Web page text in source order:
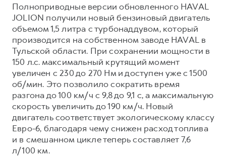
Полноприводные версии обновленного HAVAL
JOLION получили новый бензиновый двигатель
объемом 1,5 литра с турбонаддувом, который
производится на собственном заводе HAVAL в
Тульской области. При сохранении мощности в
150 л.с. максимальный крутящий момент
увеличен с 230 до 270 Нм и доступен уже с 1500
об/мин. Это позволило сократить время
разгона до 100 км/ч с 9,8 до 9,1 с, а максимальную
скорость увеличить до 190 км/ч. Новый
двигатель соответствует экологическому классу
Евро-6, благодаря чему снижен расход топлива
и в смешанном цикле теперь составляет 7,6
л/100 км.